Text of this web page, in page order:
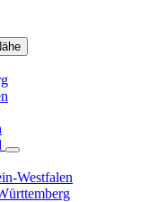
Westfalen